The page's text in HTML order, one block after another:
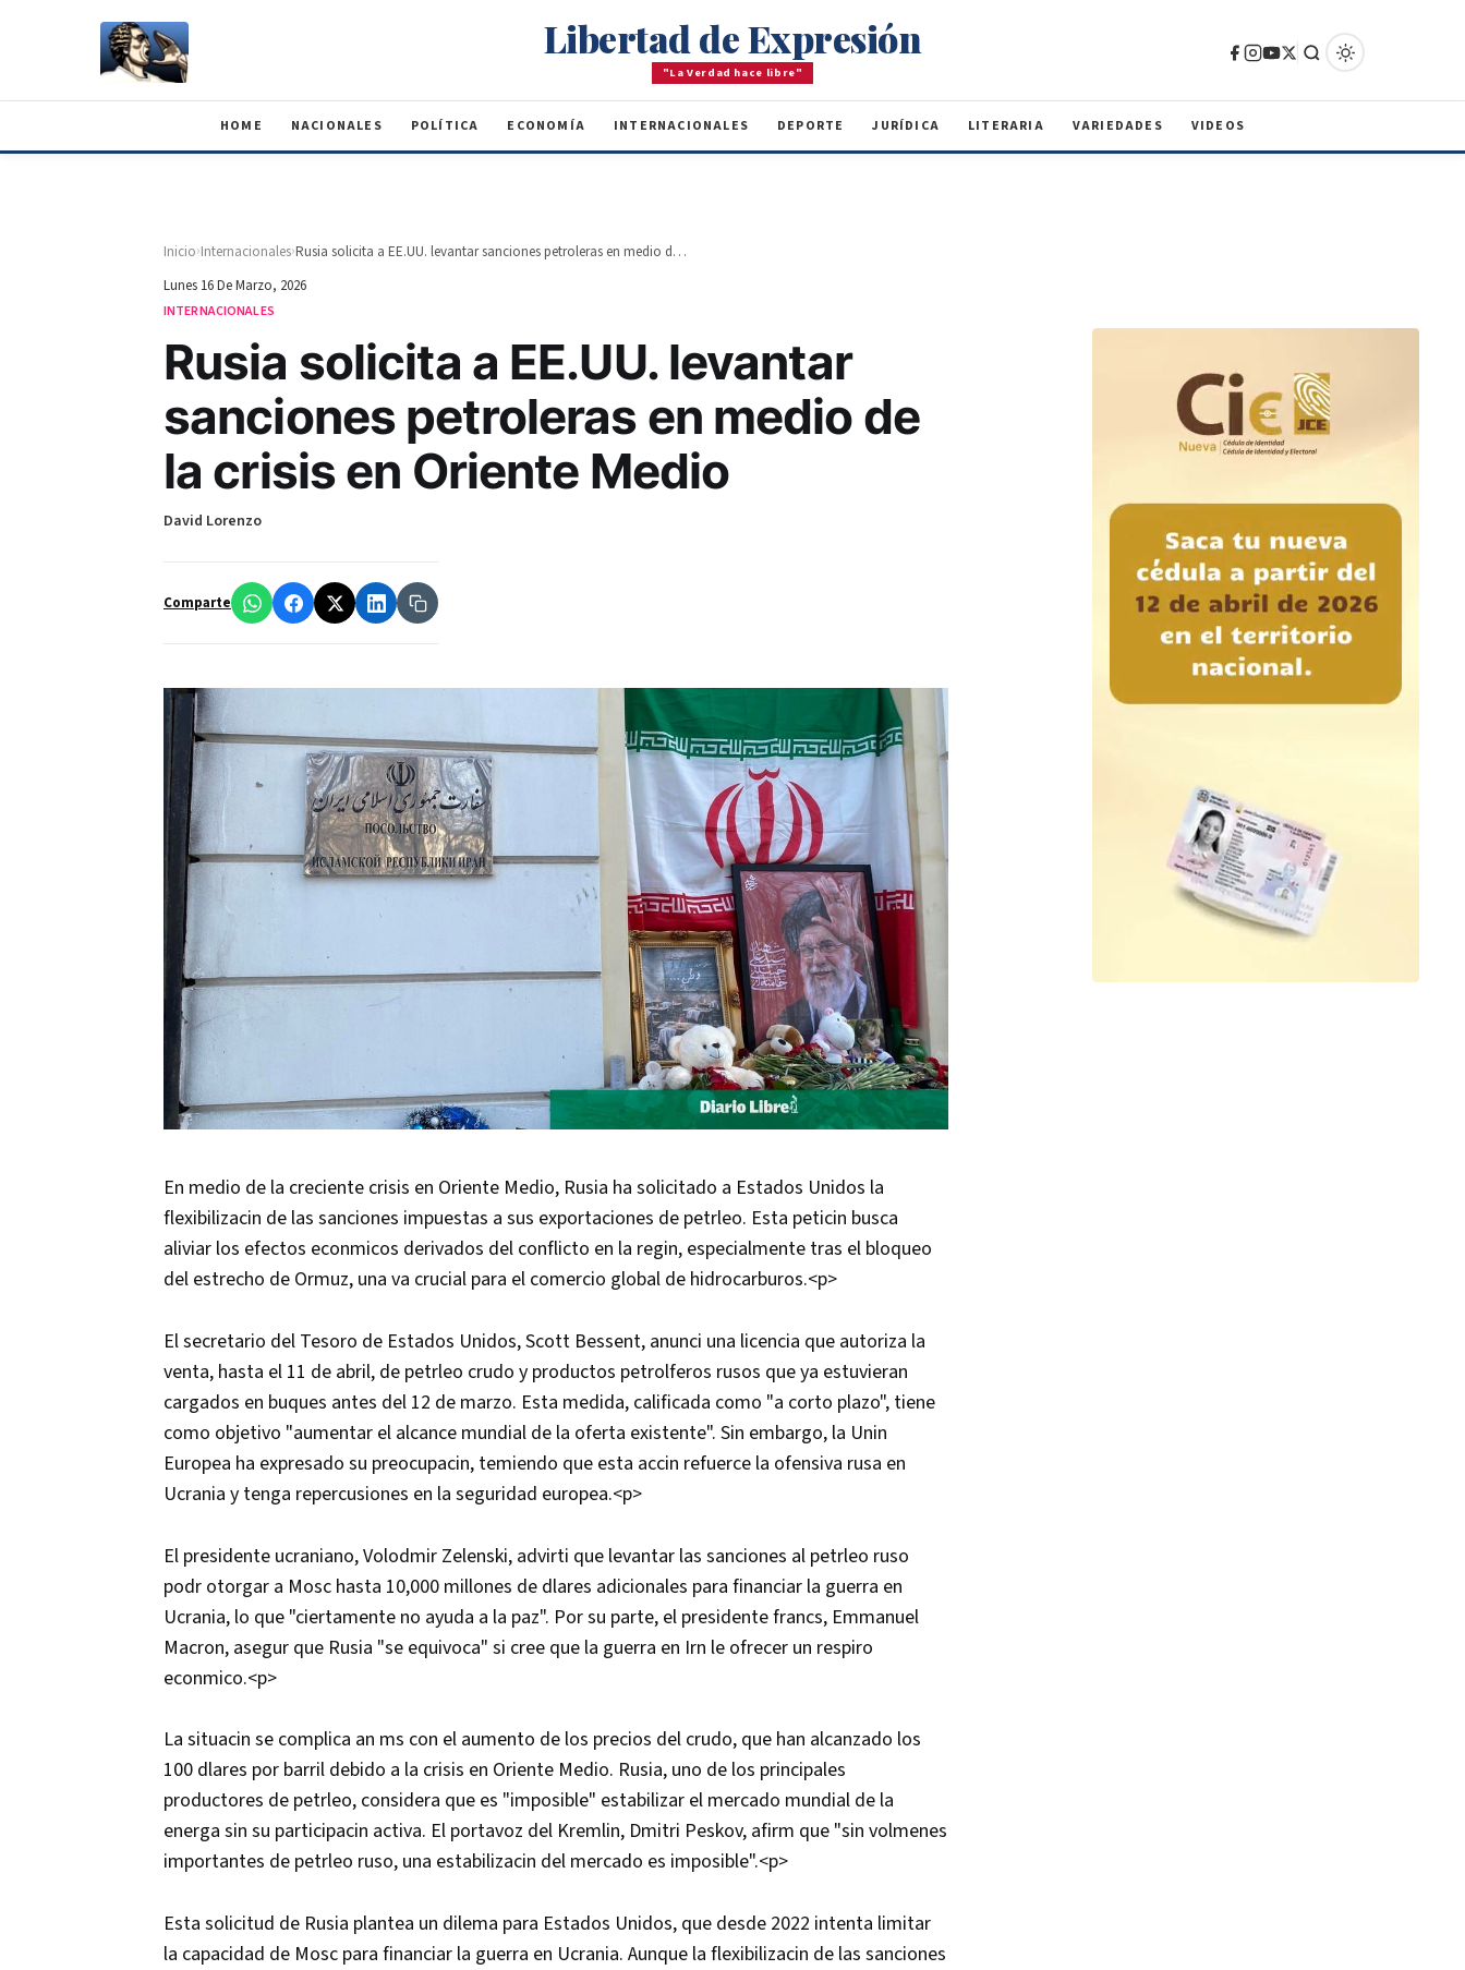
Libertad de Expresión
"La Verdad hace libre"
HOME NACIONALES POLÍTICA ECONOMÍA INTERNACIONALES DEPORTE JURÍDICA LITERARIA VARIEDADES VIDEOS
Inicio›Internacionales›
Rusia solicita a EE.UU. levantar sanciones petroleras en medio de la crisis en Oriente Medio
Lunes 16 De Marzo, 2026
INTERNACIONALES
Rusia solicita a EE.UU. levantar
sanciones petroleras en medio de
la crisis en Oriente Medio
David Lorenzo
Comparte
En medio de la creciente crisis en Oriente Medio, Rusia ha solicitado a Estados Unidos la
flexibilizacin de las sanciones impuestas a sus exportaciones de petrleo. Esta peticin busca
aliviar los efectos econmicos derivados del conflicto en la regin, especialmente tras el bloqueo
del estrecho de Ormuz, una va crucial para el comercio global de hidrocarburos.<p>
El secretario del Tesoro de Estados Unidos, Scott Bessent, anunci una licencia que autoriza la
venta, hasta el 11 de abril, de petrleo crudo y productos petrolferos rusos que ya estuvieran
cargados en buques antes del 12 de marzo. Esta medida, calificada como "a corto plazo", tiene
como objetivo "aumentar el alcance mundial de la oferta existente". Sin embargo, la Unin
Europea ha expresado su preocupacin, temiendo que esta accin refuerce la ofensiva rusa en
Ucrania y tenga repercusiones en la seguridad europea.<p>
El presidente ucraniano, Volodmir Zelenski, advirti que levantar las sanciones al petrleo ruso
podr otorgar a Mosc hasta 10,000 millones de dlares adicionales para financiar la guerra en
Ucrania, lo que "ciertamente no ayuda a la paz". Por su parte, el presidente francs, Emmanuel
Macron, asegur que Rusia "se equivoca" si cree que la guerra en Irn le ofrecer un respiro
econmico.<p>
La situacin se complica an ms con el aumento de los precios del crudo, que han alcanzado los
100 dlares por barril debido a la crisis en Oriente Medio. Rusia, uno de los principales
productores de petrleo, considera que es "imposible" estabilizar el mercado mundial de la
energa sin su participacin activa. El portavoz del Kremlin, Dmitri Peskov, afirm que "sin volmenes
importantes de petrleo ruso, una estabilizacin del mercado es imposible".<p>
Esta solicitud de Rusia plantea un dilema para Estados Unidos, que desde 2022 intenta limitar
la capacidad de Mosc para financiar la guerra en Ucrania. Aunque la flexibilizacin de las sanciones